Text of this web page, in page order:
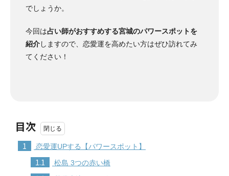
でしょうか。
今回は占い師がおすすめする宮城のパワースポットを
紹介しますので、恋愛運を高めたい方はぜひ訪れてみ
てください！
目次
1 恋愛運UPする【パワースポット】
1.1 松島 3つの赤い橋